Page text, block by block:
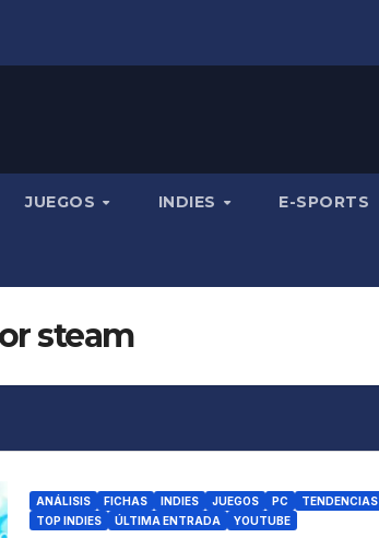
JUEGOS INDIES E-SPORTS
steam
ANÁLISIS FICHAS INDIES JUEGOS PC
TENDENCIAS
TOP INDIES
ÚLTIMA ENTRADA YOUTUBE